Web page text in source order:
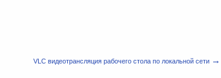
VLC видеотрансляция рабочего стола по локальной сети →